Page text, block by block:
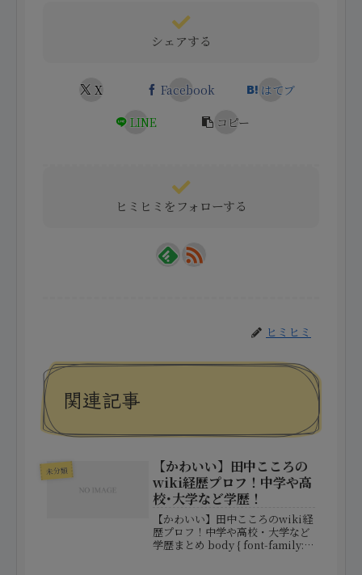
シェアする
X Facebook
はてブ
LINE
コピー
ヒミヒミをフォローする
ヒミヒミ
関連記事
未分類
【かわいい】田中こころの
wiki経歴プロフ！中学や高
校･大学など学歴！
【かわいい】田中こころのwiki経
歴プロフ！中学や高校・大学など
学歴まとめ body { font-family: -